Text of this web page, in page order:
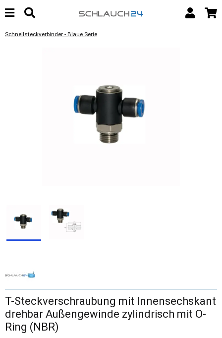
Schnellsteckverbinder - Blaue Serie
T-Steckverschraubung mit Innensechskant
drehbar Außengewinde zylindrisch mit O-
Ring (NBR)